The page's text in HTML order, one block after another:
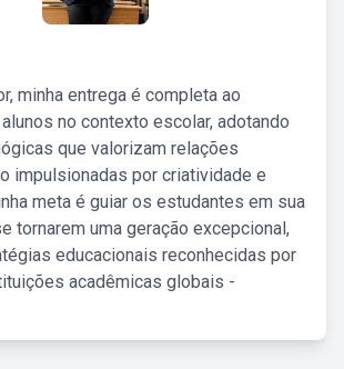
minha entrega é completa ao
no contexto escolar, adotando
que valorizam relações
impulsionadas por criatividade e
meta é guiar os estudantes em sua
tornarem uma geração excepcional,
educacionais reconhecidas por
acadêmicas globais -